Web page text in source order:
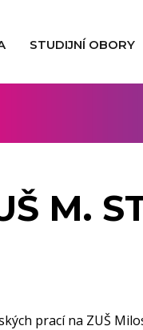
STUDIJNÍ OBORY
M.
prací na ZUŠ